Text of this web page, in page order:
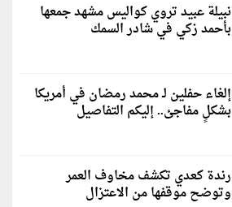
نبيلة عبيد تروي كواليس مشهد جمعها
بأحمد زكي في شادر السمك
إلغاء حفلين لـ محمد رمضان في أمريكا
بشكلٍ مفاجئ.. إليكم التفاصيل
رندة كعدي تكشف مخاوف العمر
وتوضح موقفها من الاعتزال